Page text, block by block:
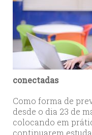
conectadas
Como forma de
desde o dia 23 de
colocando em